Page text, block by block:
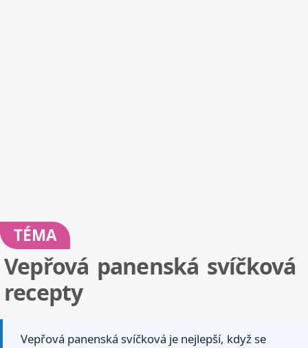
TÉMA
Vepřová panenská svíčková
recepty
Vepřová panenská svíčková je nejlepší, když se